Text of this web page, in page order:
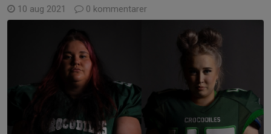
10 aug 2021 0 kommentarer